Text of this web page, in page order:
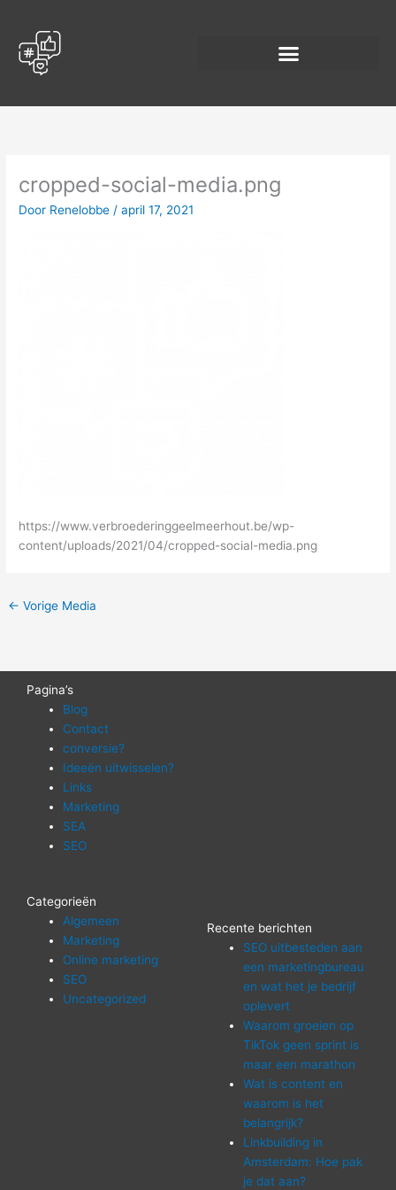
inhoud
cropped-social-media.png
Door Renelobbe /april 17, 2021
https://www.verbroederinggeelmeerhout.be/wp-
content/uploads/2021/04/cropped-social-media.png
← Vorige Media
Pagina’s
Blog
Contact
conversie?
Ideeën uitwisselen?
Links
Marketing
SEA
SEO
Categorieën
Algemeen
Marketing
Online marketing
SEO
Uncategorized
Recente berichten
SEO uitbesteden aan
een marketingbureau
en wat het je bedrijf
oplevert
Waarom groeien op
TikTok geen sprint is
maar een marathon
Wat is content en
waarom is het
belangrijk?
Linkbuilding in
Amsterdam: Hoe pak
je dat aan?